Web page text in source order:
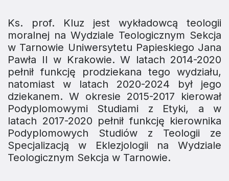
Ks. prof. Kluz jest wykładowcą teologii
moralnej na Wydziale Teologicznym Sekcja
w Tarnowie Uniwersytetu Papieskiego Jana
Pawła II w Krakowie. W latach 2014-2020
pełnił funkcję prodziekana tego wydziału,
natomiast w latach 2020-2024 był jego
dziekanem. W okresie 2015-2017 kierował
Podyplomowymi Studiami z Etyki, a w
latach 2017-2020 pełnił funkcję kierownika
Podyplomowych Studiów z Teologii ze
Specjalizacją w Eklezjologii na Wydziale
Teologicznym Sekcja w Tarnowie.